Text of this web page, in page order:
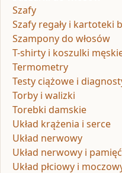
Szafy
Szafy regały i kartoteki
Szampony do włosów
T-shirty i koszulki
Termometry
Testy ciążowe i
Torby i walizki
Torebki damskie
Układ krążenia i serce
Układ nerwowy
Układ nerwowy i pamięć
Układ płciowy i